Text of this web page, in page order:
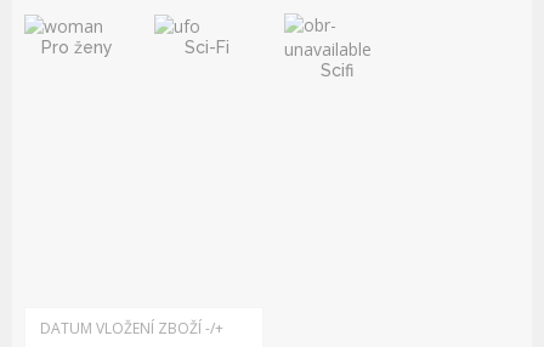
Pro ženy
Sci-Fi
Scifi
DATUM VLOŽENÍ ZBOŽÍ -/+